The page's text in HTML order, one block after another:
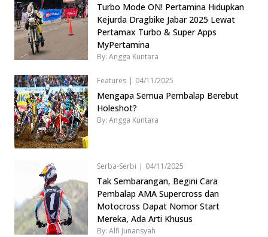
Turbo Mode ON! Pertamina Hidupkan
Kejurda Dragbike Jabar 2025 Lewat
Pertamax Turbo & Super Apps
MyPertamina
By: Angga Kuntara
Features | 04/11/2025
Mengapa Semua Pembalap Berebut
Holeshot?
By: Angga Kuntara
Serba-Serbi | 04/11/2025
Tak Sembarangan, Begini Cara
Pembalap AMA Supercross dan
Motocross Dapat Nomor Start
Mereka, Ada Arti Khusus
By: Alfi Junansyah